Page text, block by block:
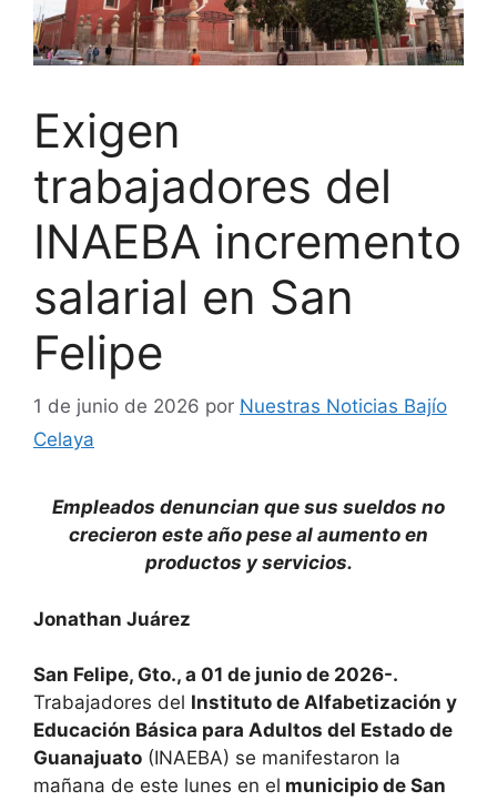
Exigen
trabajadores del
INAEBA incremento
salarial en San
Felipe
1 de junio de 2026 por Nuestras Noticias Bajío
Celaya
Empleados denuncian que sus sueldos no
crecieron este año pese al aumento en
productos y servicios.
Jonathan Juárez
San Felipe, Gto., a 01 de junio de 2026-.
Trabajadores del Instituto de Alfabetización y
Educación Básica para Adultos del Estado de
Guanajuato (INAEBA) se manifestaron la
mañana de este lunes en el municipio de San